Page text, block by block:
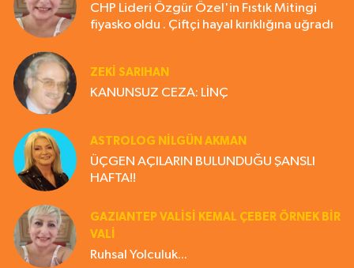
CHP Lideri Özgür Özel'in Fıstık Mitingi
fiyasko oldu . Çiftçi hayal kırıklığına uğradı
ZEKI SARIHAN
KANUNSUZ CEZA: LİNÇ
ASTROLOG NILGÜN AKMAN
ÜÇGEN AÇILARIN BULUNDUĞU ŞANSLI
HAFTA!!
GAZIANTEP VALISI KEMAL ÇEBER ÖRNEK BİR
VALİ
Ruhsal Yolculuk...